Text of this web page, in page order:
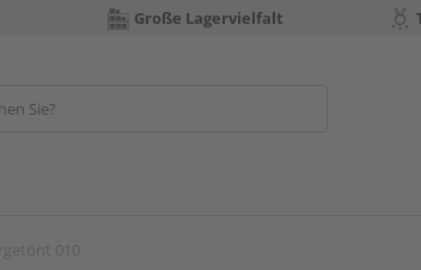
Große Lagervielfalt